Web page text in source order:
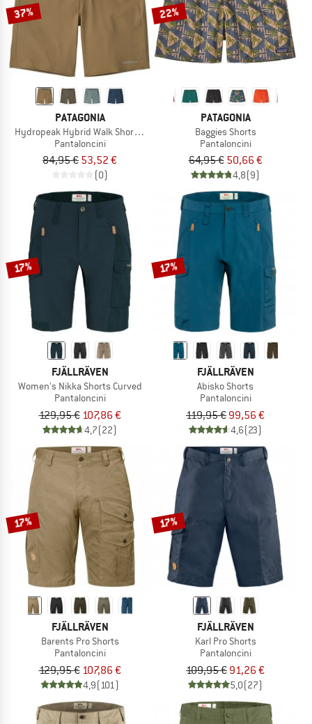
37%
PATAGONIA
Hydropeak Hybrid Walk Shorts 18''
Pantaloncini
84,95 € 53,52 €
(0)
22%
PATAGONIA
Baggies Shorts
Pantaloncini
64,95 € 50,66 €
4,8(9)
17%
FJÄLLRÄVEN
Women's Nikka Shorts Curved
Pantaloncini
129,95 € 107,86 €
4,7(22)
17%
FJÄLLRÄVEN
Abisko Shorts
Pantaloncini
119,95 € 99,56 €
4,6(23)
17%
FJÄLLRÄVEN
Barents Pro Shorts
Pantaloncini
129,95 € 107,86 €
4,9(101)
17%
FJÄLLRÄVEN
Karl Pro Shorts
Pantaloncini
109,95 € 91,26 €
5,0(27)